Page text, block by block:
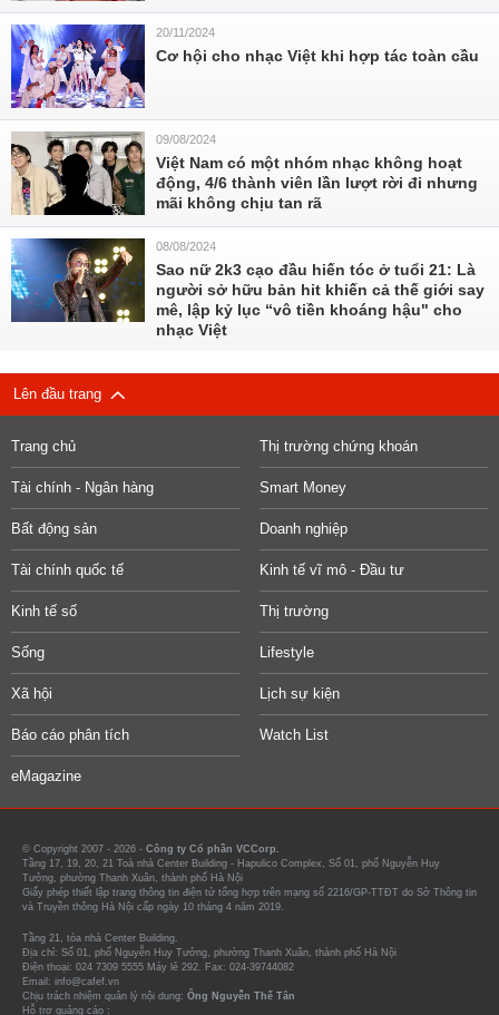
20/11/2024
Cơ hội cho nhạc Việt khi hợp tác toàn cầu
09/08/2024
Việt Nam có một nhóm nhạc không hoạt
động, 4/6 thành viên lần lượt rời đi nhưng
mãi không chịu tan rã
08/08/2024
Sao nữ 2k3 cạo đầu hiến tóc ở tuổi 21: Là
người sở hữu bản hit khiến cả thế giới say
mê, lập kỷ lục “vô tiền khoáng hậu" cho
nhạc Việt
Lên đầu trang
Trang chủ Thị trường chứng khoán
Tài chính - Ngân hàng Smart Money
Bất động sản Doanh nghiệp
Tài chính quốc tế Kinh tế vĩ mô - Đầu tư
Kinh tế số Thị trường
Sống Lifestyle
Xã hội Lịch sự kiện
Báo cáo phân tích Watch List
eMagazine
© Copyright 2007 - 2026 - Công ty Cổ phần VCCorp.
Tầng 17, 19, 20, 21 Toà nhà Center Building - Hapulico Complex, Số 01, phố Nguyễn Huy
Tưởng, phường Thanh Xuân, thành phố Hà Nội
Giấy phép thiết lập trang thông tin điện tử tổng hợp trên mạng số 2216/GP-TTĐT do Sở Thông tin
và Truyền thông Hà Nội cấp ngày 10 tháng 4 năm 2019.
Tầng 21, tòa nhà Center Building.
Địa chỉ: Số 01, phố Nguyễn Huy Tưởng, phường Thanh Xuân, thành phố Hà Nội
Điện thoại: 024 7309 5555 Máy lẻ 292. Fax: 024-39744082
Email: info@cafef.vn
Chịu trách nhiệm quản lý nội dung: Ông Nguyễn Thế Tân
Hỗ trợ quảng cáo :